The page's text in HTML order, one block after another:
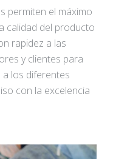
permiten el máximo
calidad del producto
rapidez a las
y clientes para
los diferentes
con la excelencia